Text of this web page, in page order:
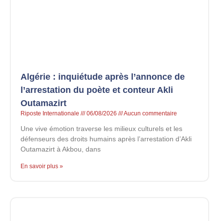
Algérie : inquiétude après l’annonce de
l’arrestation du poète et conteur Akli
Outamazirt
Riposte Internationale 06/08/2026 Aucun commentaire
Une vive émotion traverse les milieux culturels et les
défenseurs des droits humains après l’arrestation d’Akli
Outamazirt à Akbou, dans
En savoir plus »